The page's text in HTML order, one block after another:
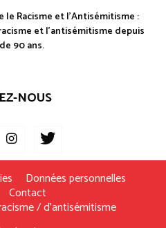
le Racisme et l'Antisémitisme :
et l'antisémitisme depuis
90 ans.
NOUS
Données personnelles
Contact
/ d’antisémitisme